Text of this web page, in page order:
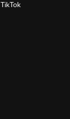
TikTok